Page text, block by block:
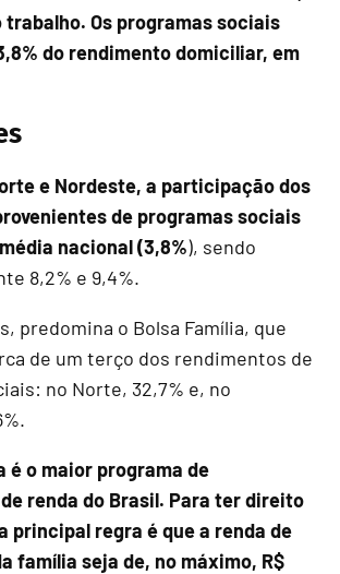
trabalho. Os programas sociais
do rendimento domiciliar, em
e Nordeste, a participação dos
de programas sociais
nacional (3,8%), sendo
8,2% e 9,4%.
predomina o Bolsa Família, que
de um terço dos rendimentos de
no Norte, 32,7% e, no
é o maior programa de
renda do Brasil. Para ter direito
principal regra é que a renda de
família seja de, no máximo, R$